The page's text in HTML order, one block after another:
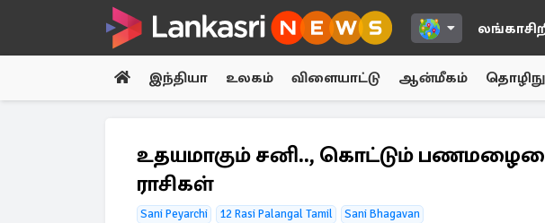
இந்தியா உலகம் விளையாட்டு ஆன்மீகம்
உதயமாகும் சனி.., கொட்டும்
ராசிகள்
Sani Peyarchi 12 Rasi Palangal Tamil Sani Bhagavan